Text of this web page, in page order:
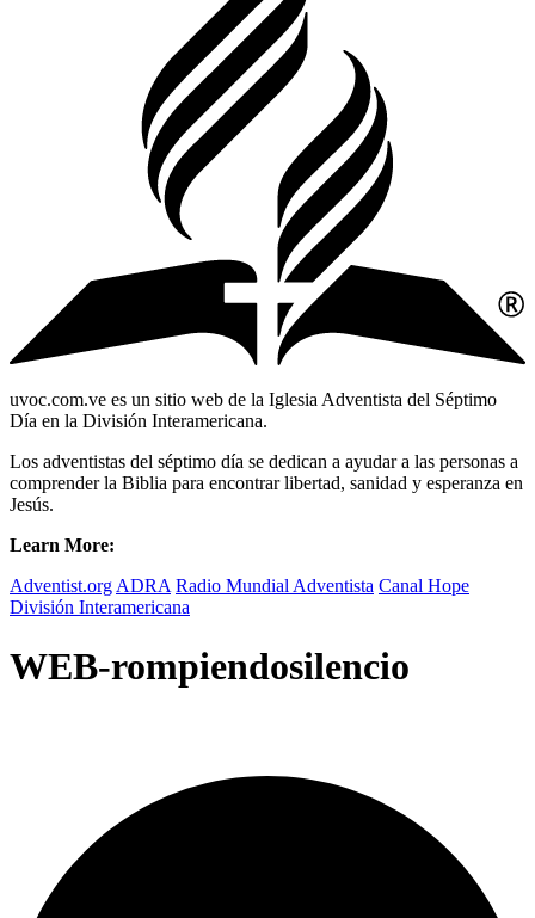
uvoc.com.ve es un sitio web de la Iglesia Adventista del Séptimo
Día en la División Interamericana.
Los adventistas del séptimo día se dedican a ayudar a las personas a
comprender la Biblia para encontrar libertad, sanidad y esperanza en
Jesús.
Learn More:
Adventist.org ADRA Radio Mundial Adventista Canal Hope
División Interamericana
WEB-rompiendosilencio